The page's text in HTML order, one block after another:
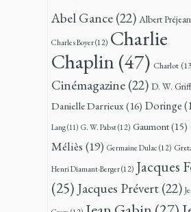
Abel Gance(22) Albert Préjean
Charles Boyer(12) Charlie
Chaplin(47) Charlot
Cinémagazine(22) D. W.
Danielle Darrieux(16) Doringe
Lang(11) G. W. Pabst(12) Gaumont(15)
Méliès (19) Germaine Dulac (12)
Henri Diamant-Berger(12) Jacques
(25) Jacques Prévert(22)